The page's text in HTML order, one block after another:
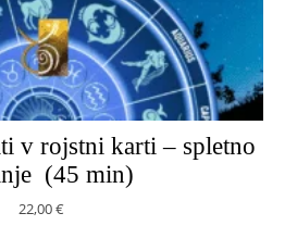
v rojstni karti – spletno
(45 min)
22,00€